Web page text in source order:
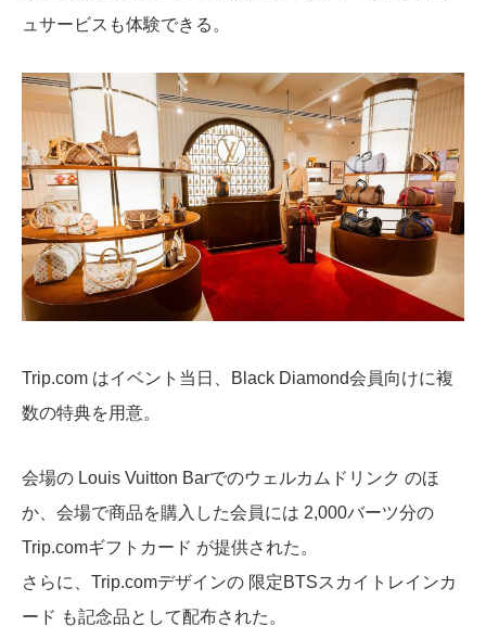
ュサービスも体験できる。
Trip.com はイベント当日、Black Diamond会員向けに複
数の特典を用意。
会場の Louis Vuitton Barでのウェルカムドリンク のほ
か、会場で商品を購入した会員には 2,000バーツ分の
Trip.comギフトカード が提供された。
さらに、Trip.comデザインの 限定BTSスカイトレインカ
ード も記念品として配布された。